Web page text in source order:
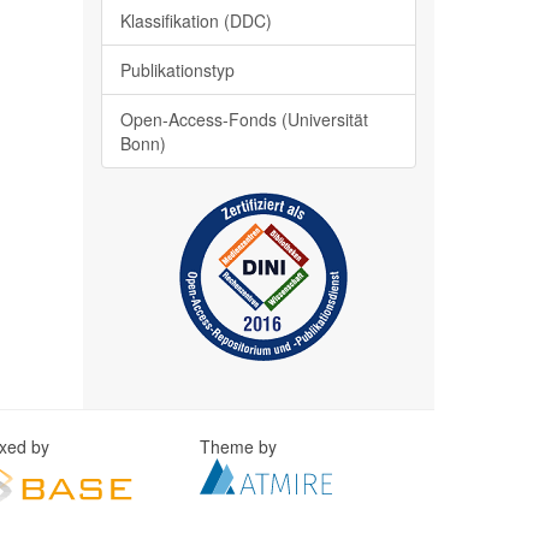
Klassifikation (DDC)
Publikationstyp
Open-Access-Fonds (Universität
Bonn)
by Theme by